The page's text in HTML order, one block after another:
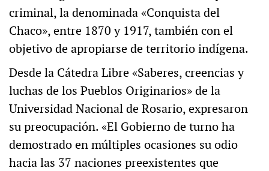
criminal, la denominada «Conquista del
Chaco», entre 1870 y 1917, también con el
objetivo de apropiarse de territorio indígena.
Desde la Cátedra Libre «Saberes, creencias y
luchas de los Pueblos Originarios» de la
Universidad Nacional de Rosario, expresaron
su preocupación. «El Gobierno de turno ha
demostrado en múltiples ocasiones su odio
hacia las 37 naciones preexistentes que